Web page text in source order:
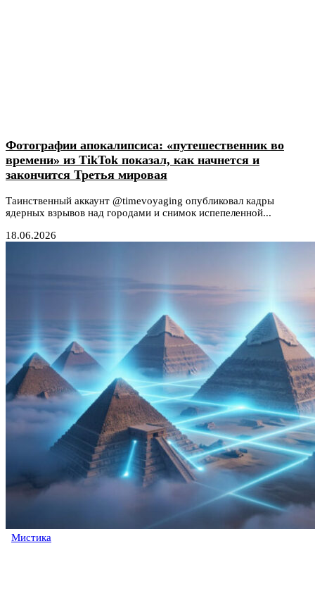
Фотографии апокалипсиса: «путешественник во
времени» из TikTok показал, как начнется и
закончится Третья мировая
Таинственный аккаунт @timevoyaging опубликовал кадры
ядерных взрывов над городами и снимок испепеленной...
18.06.2026
Мистика